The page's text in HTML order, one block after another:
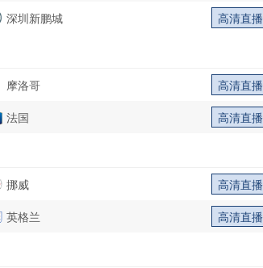
深圳新鹏城 高清直播
摩洛哥
高清直播
法国 高清直播
挪威
高清直播
英格兰 高清直播